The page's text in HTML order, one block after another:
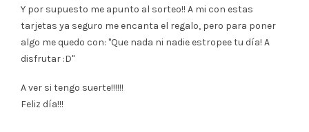
Y por supuesto me apunto al sorteo!! A mi con estas
tarjetas ya seguro me encanta el regalo, pero para poner
algo me quedo con: "Que nada ni nadie estropee tu día! A
disfrutar :D"
A ver si tengo suerte!!!!!!
Feliz día!!!